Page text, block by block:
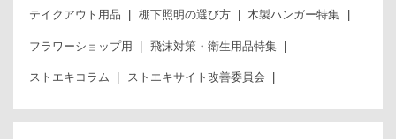
テイクアウト用品 棚下照明の選び方 木製ハンガー特集
フラワーショップ用 飛沫対策・衛生用品特集
ストエキコラム ストエキサイト改善委員会